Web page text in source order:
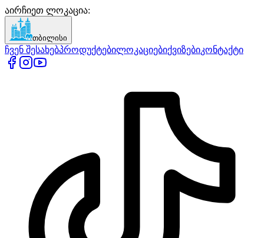
აირჩიეთ ლოკაცია:
თბილისი
ჩვენ შესახებპროდუქტებილოკაციებიქვიზებიკონტაქტი